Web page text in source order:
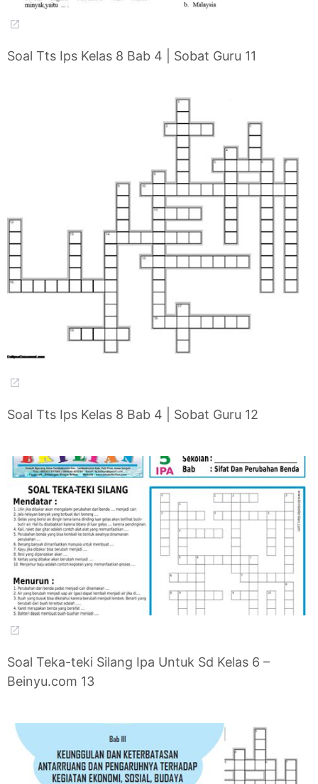
Soal Tts Ips Kelas 8 Bab 4 | Sobat Guru 11
Soal Tts Ips Kelas 8 Bab 4 | Sobat Guru 12
Soal Teka-teki Silang Ipa Untuk Sd Kelas 6 –
Beinyu.com 13